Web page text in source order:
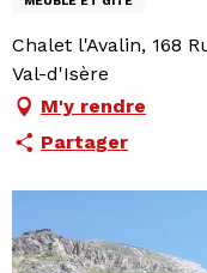
Chalet l'Avalin, 168
Val-d'Isère
M'y rendre
Partager